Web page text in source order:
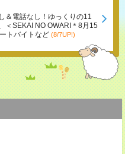
＆電話なし！ゆっくりの11
＜SEKAI NO OWARI＊8月15
トバイトなど (8/7UP!)